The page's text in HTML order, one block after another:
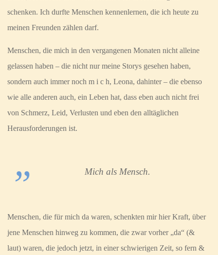
schenken. Ich durfte Menschen kennenlernen, die ich heute zu
meinen Freunden zählen darf.
Menschen, die mich in den vergangenen Monaten nicht alleine
gelassen haben – die nicht nur meine Storys gesehen haben,
sondern auch immer noch m i c h, Leona, dahinter – die ebenso
wie alle anderen auch, ein Leben hat, dass eben auch nicht frei
von Schmerz, Leid, Verlusten und eben den alltäglichen
Herausforderungen ist.
Mich als Mensch.
Menschen, die für mich da waren, schenkten mir hier Kraft, über
jene Menschen hinweg zu kommen, die zwar vorher „da“ (&
laut) waren, die jedoch jetzt, in einer schwierigen Zeit, so fern &